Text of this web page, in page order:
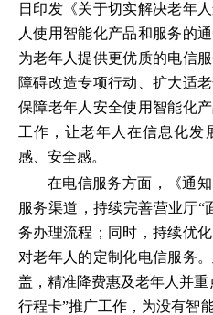
日印发《关于切实解决老年
人使用智能化产品和服务的
为老年人提供更优质的电信
障碍改造专项行动、扩大适
保障老年人安全使用智能化
工作，让老年人在信息化发
感、安全感。
在电信服务方面，《通
服务渠道，持续完善营业厅“
务办理流程；同时，持续优
对老年人的定制化电信服务
盖，精准降费惠及老年人并
行程卡”推广工作，为没有智